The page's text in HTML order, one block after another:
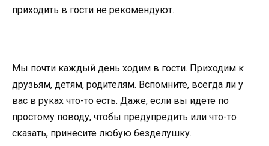
приходить в гости не рекомендуют.
Мы почти каждый день ходим в гости. Приходим к
друзьям, детям, родителям. Вспомните, всегда ли у
вас в руках что-то есть. Даже, если вы идете по
простому поводу, чтобы предупредить или что-то
сказать, принесите любую безделушку.